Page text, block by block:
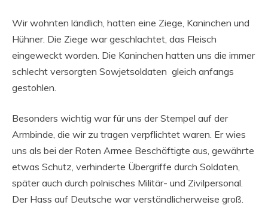
Wir wohnten ländlich, hatten eine Ziege, Kaninchen und
Hühner. Die Ziege war geschlachtet, das Fleisch
eingeweckt worden. Die Kaninchen hatten uns die immer
schlecht versorgten Sowjetsoldaten gleich anfangs
gestohlen.
Besonders wichtig war für uns der Stempel auf der
Armbinde, die wir zu tragen verpflichtet waren. Er wies
uns als bei der Roten Armee Beschäftigte aus, gewährte
etwas Schutz, verhinderte Übergriffe durch Soldaten,
später auch durch polnisches Militär- und Zivilpersonal.
Der Hass auf Deutsche war verständlicherweise groß.